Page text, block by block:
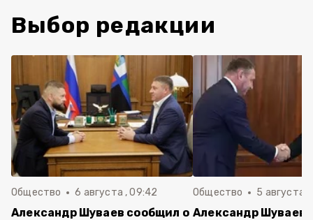
Выбор редакции
Общество 6 августа , 09:42
Александр Шуваев сообщил о
Общество 5 августа ,
Александр Шуваев